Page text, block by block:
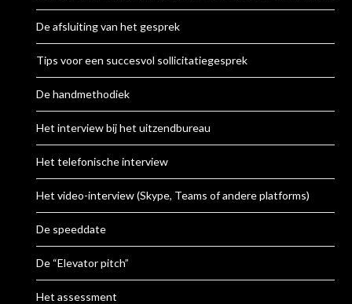
De afsluiting van het gesprek
Tips voor een succesvol sollicitatiegesprek
De handmethodiek
Het interview bij het uitzendbureau
Het telefonische interview
Het video-interview (Skype, Teams of andere platforms)
De speeddate
De “Elevator pitch”
Het assessment